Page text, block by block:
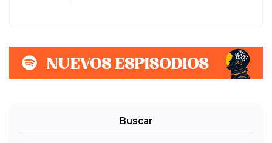
Buscar